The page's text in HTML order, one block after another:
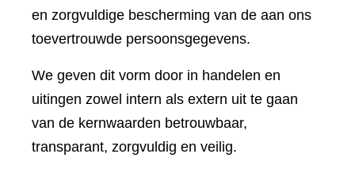
en zorgvuldige bescherming van de aan ons
toevertrouwde persoonsgegevens.
We geven dit vorm door in handelen en
uitingen zowel intern als extern uit te gaan
van de kernwaarden betrouwbaar,
transparant, zorgvuldig en veilig.